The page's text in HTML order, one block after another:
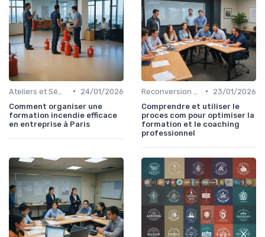
•
24/01/2026
Comment organiser une
formation incendie efficace
en entreprise à Paris
•
23/01/2026
Comprendre et utiliser le
proces com pour optimiser la
formation et le coaching
professionnel